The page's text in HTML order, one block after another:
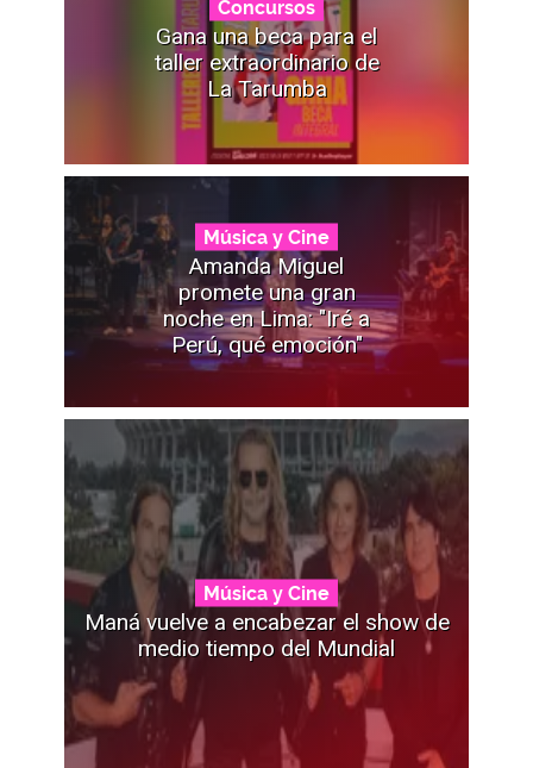
Concursos
Gana una beca para el
taller extraordinario de
La Tarumba
Música y Cine
Amanda Miguel
promete una gran
noche en Lima: "Iré a
Perú, qué emoción"
Música y Cine
Maná vuelve a encabezar el show de
medio tiempo del Mundial